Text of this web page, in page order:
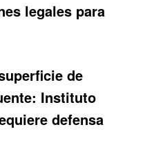
legales para
de
Instituto
defensa